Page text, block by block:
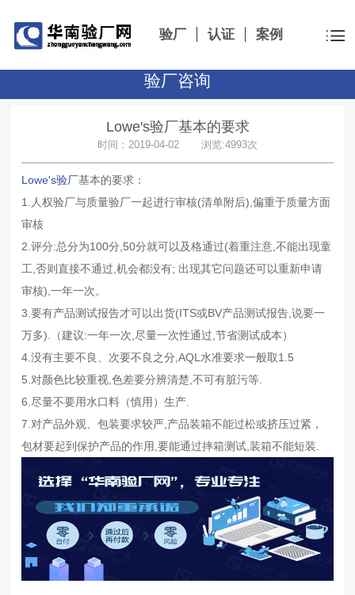
验厂 认证 案例
验厂咨询
Lowe's验厂基本的要求
时间：2019-04-02 浏览:4993次
Lowe's验厂基本的要求：
1.人权验厂与质量验厂一起进行审核(清单附后),偏重于质量方面
审核
2.评分:总分为100分,50分就可以及格通过(着重注意,不能出现童
工,否则直接不通过,机会都没有; 出现其它问题还可以重新申请
审核),一年一次。
3.要有产品测试报告才可以出货(ITS或BV产品测试报告,说要一
万多).（建议:一年一次,尽量一次性通过,节省测试成本）
4.没有主要不良、次要不良之分,AQL水准要求一般取1.5
5.对颜色比较重视,色差要分辨清楚,不可有脏污等.
6.尽量不要用水口料（慎用）生产.
7.对产品外观、包装要求较严,产品装箱不能过松或挤压过紧，
包材要起到保护产品的作用,要能通过摔箱测试,装箱不能短装.